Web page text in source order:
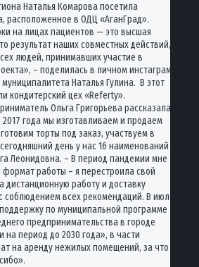
Наталья Комарова посетила
расположенное в ОДЦ «АганГрад».
на лицах пациентов — это высшая
результат наших совместных действий,
людей, принимавших участие в
– поделилась в личном инстаграм-
Наталья Гулина. В этот
кондитерский цех «Referty».
Ольга Григорьева рассказала о
2017 года мы изготавливаем и продаем
торты под заказ, участвуем в
день у нас 16 наименований
Леонидовна. – В период пандемии мне
работы – я перестроила свой
дистанционную работу и доставку
соблюдением всех рекомендаций. В июле
по муниципальной программе
предпринимательства в городе
на период до 2030 года», в части
на аренду нежилых помещений, за что